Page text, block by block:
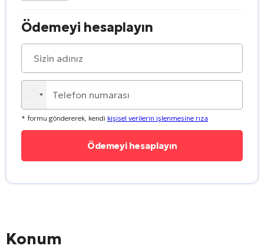
Ödemeyi hesaplayın
* formu göndererek, kendi kişisel verilerin işlenmesine rıza
Konum